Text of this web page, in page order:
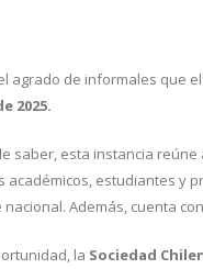
agrado de informales que el
2025.
saber, esta instancia
académicos, estudiantes y
Además, cuenta
la Sociedad